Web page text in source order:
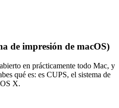
de impresión de macOS)
en prácticamente todo Mac, y
qué es: es CUPS, el sistema de
X.